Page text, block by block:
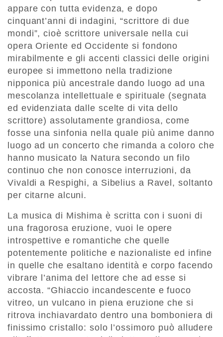
appare con tutta evidenza, e dopo
cinquant’anni di indagini, “scrittore di due
mondi”, cioè scrittore universale nella cui
opera Oriente ed Occidente si fondono
mirabilmente e gli accenti classici delle origini
europee si immettono nella tradizione
nipponica più ancestrale dando luogo ad una
mescolanza intellettuale e spirituale (segnata
ed evidenziata dalle scelte di vita dello
scrittore) assolutamente grandiosa, come
fosse una sinfonia nella quale più anime danno
luogo ad un concerto che rimanda a coloro che
hanno musicato la Natura secondo un filo
continuo che non conosce interruzioni, da
Vivaldi a Respighi, a Sibelius a Ravel, soltanto
per citarne alcuni.
La musica di Mishima è scritta con i suoni di
una fragorosa eruzione, vuoi le opere
introspettive e romantiche che quelle
potentemente politiche e nazionaliste ed infine
in quelle che esaltano identità e corpo facendo
vibrare l’anima del lettore che ad esse si
accosta. “Ghiaccio incandescente e fuoco
vitreo, un vulcano in piena eruzione che si
ritrova inchiavardato dentro una bomboniera di
finissimo cristallo: solo l’ossimoro può alludere